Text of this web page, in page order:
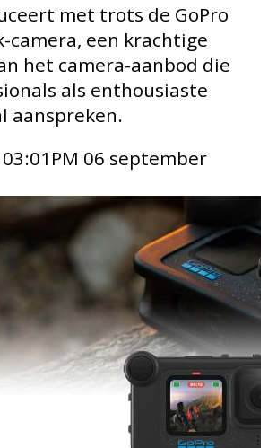
met trots de GoPro
camera, een krachtige
het camera-aanbod die
als enthousiaste
aanspreken.
03:01PM 06 september